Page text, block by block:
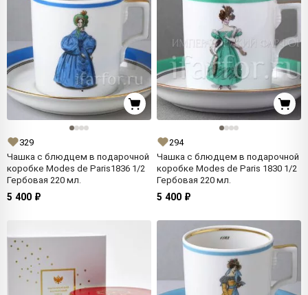
329
Чашка с блюдцем в подарочной
коробке Modes de Paris1836 1/2
Гербовая 220 мл.
5 400 ₽
294
Чашка с блюдцем в подарочной
коробке Modes de Paris 1830 1/2
Гербовая 220 мл.
5 400 ₽